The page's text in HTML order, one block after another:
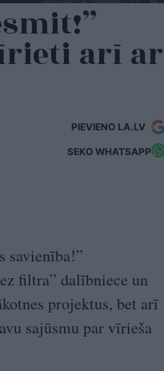
arī ar
PIEVIENO LA.LV
SEKO WHATSAPP
savienība!”
filtra” dalībniece un
projektus, bet arī
sajūsmu par vīrieša